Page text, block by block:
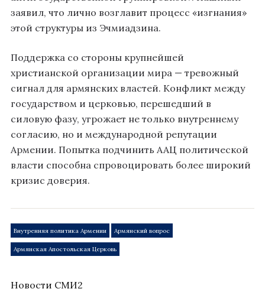
заявил, что лично возглавит процесс «изгнания»
этой структуры из Эчмиадзина.
Поддержка со стороны крупнейшей
христианской организации мира — тревожный
сигнал для армянских властей. Конфликт между
государством и церковью, перешедший в
силовую фазу, угрожает не только внутреннему
согласию, но и международной репутации
Армении. Попытка подчинить ААЦ политической
власти способна спровоцировать более широкий
кризис доверия.
Внутренняя политика Армении Армянский вопрос
Армянская Апостольская Церковь
Новости СМИ2